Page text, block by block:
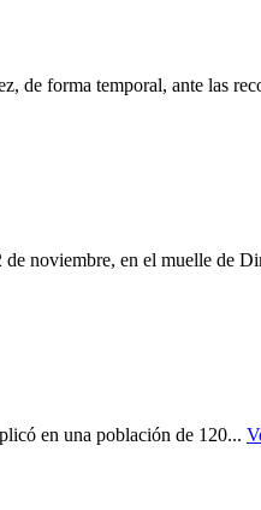
forma temporal, ante las
noviembre, en el muelle de
en una población de 120...